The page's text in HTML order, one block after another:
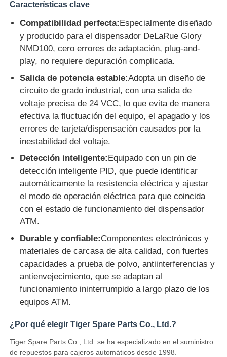
Piezas para cajeros automáticos Diebold
Piezas para cajeros automáticos NCR
Piezas de cajero automático Wincor
Partes de cajeros automáticos Hyosung
Partes de cajeros automáticos de Fujitsu
Componentes de cajeros automáticos de Hitachi
Piezas del cajero automático de GRG
Glory NMD piezas ATM
Partes de cajeros automáticos OKI
Aceptador de billetes
Características clave
Compatibilidad perfecta:Especialmente diseñado
y producido para el dispensador DeLaRue Glory
NMD100, cero errores de adaptación, plug-and-
play, no requiere depuración complicada.
Salida de potencia estable:Adopta un diseño de
circuito de grado industrial, con una salida de
voltaje precisa de 24 VCC, lo que evita de manera
efectiva la fluctuación del equipo, el apagado y los
errores de tarjeta/dispensación causados ​​por la
inestabilidad del voltaje.
Detección inteligente:Equipado con un pin de
detección inteligente PID, que puede identificar
automáticamente la resistencia eléctrica y ajustar
el modo de operación eléctrica para que coincida
con el estado de funcionamiento del dispensador
ATM.
Durable y confiable:Componentes electrónicos y
materiales de carcasa de alta calidad, con fuertes
capacidades a prueba de polvo, antiinterferencias y
antienvejecimiento, que se adaptan al
funcionamiento ininterrumpido a largo plazo de los
equipos ATM.
¿Por qué elegir Tiger Spare Parts Co., Ltd.?
Tiger Spare Parts Co., Ltd. se ha especializado en el suministro
de repuestos para cajeros automáticos desde 1998.